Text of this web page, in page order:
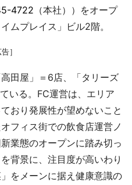
4722 （本社））をオープ
ムプレイス」ビル2階。
告］
田屋」＝6店、「タリーズ
いる。FC運営は、エリア
おり発展性が望めないこと
フィス街での飲食店運営ノ
業態のオープンに踏み切っ
背景に、注目度が高いわり
をメーンに据え健康意識の